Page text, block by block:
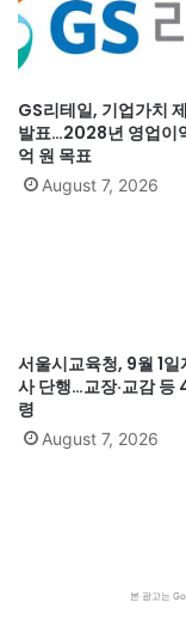
GS리테일, 기업가치
발표…2028년 영업이
억 원 목표
August 7, 2026
서울시교육청, 9월 1일
사 단행…교장·교감 등
령
August 7, 2026
본 광고는